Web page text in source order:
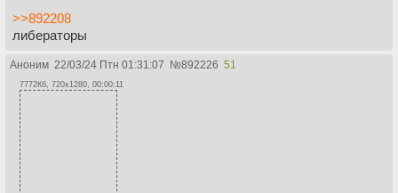
>>892208
либераторы
Аноним 22/03/24 Птн 01:31:07 №892226 51
7772Кб, 720x1280, 00:00:11